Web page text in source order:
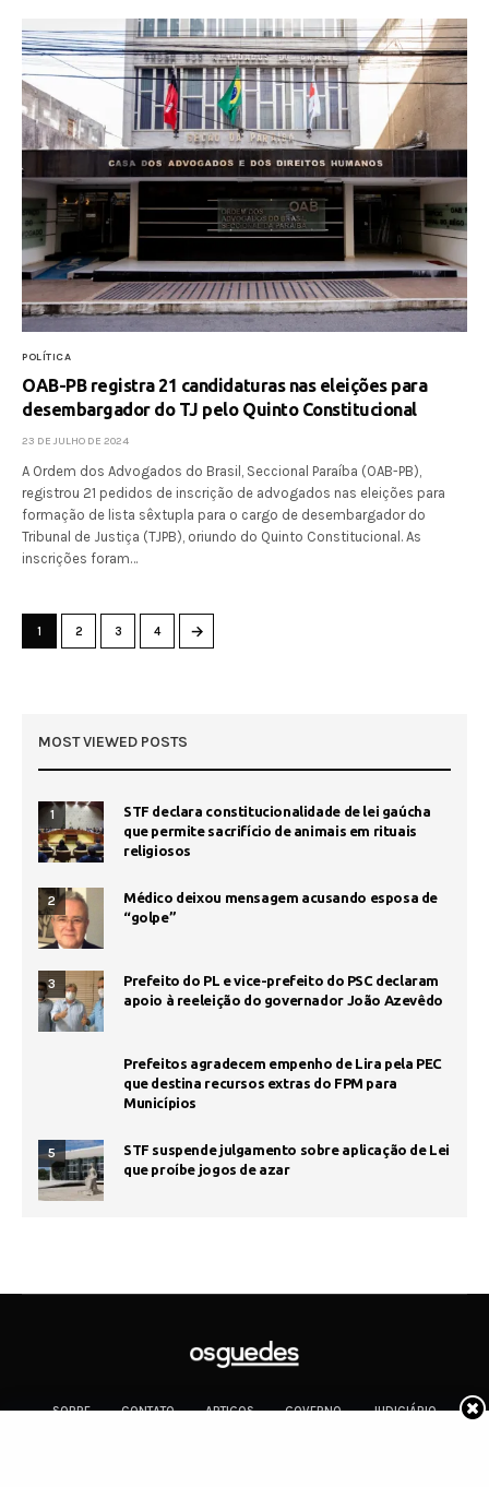
POLÍTICA
OAB-PB registra 21 candidaturas nas eleições para
desembargador do TJ pelo Quinto Constitucional
23 DE JULHO DE 2024
A Ordem dos Advogados do Brasil, Seccional Paraíba (OAB-PB),
registrou 21 pedidos de inscrição de advogados nas eleições para
formação de lista sêxtupla para o cargo de desembargador do
Tribunal de Justiça (TJPB), oriundo do Quinto Constitucional. As
inscrições foram…
1 2 3 4 →
MOST VIEWED POSTS
1
STF declara constitucionalidade de lei gaúcha
que permite sacrifício de animais em rituais
religiosos
2
Médico deixou mensagem acusando esposa de
“golpe”
3
Prefeito do PL e vice-prefeito do PSC declaram
apoio à reeleição do governador João Azevêdo
Prefeitos agradecem empenho de Lira pela PEC
que destina recursos extras do FPM para
Municípios
5
STF suspende julgamento sobre aplicação de Lei
que proíbe jogos de azar
SOBRE CONTATO ARTIGOS GOVERNO
JUDICIÁRIO